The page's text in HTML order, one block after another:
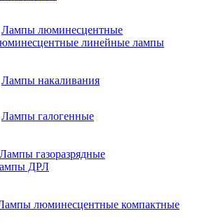
Лампы люминесцентные
линейные лампы
Лампы накаливания
Лампы галогенные
Лампы газоразрядные
ДРЛ
люминесцентные компактные